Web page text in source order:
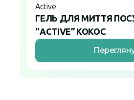
Active
ГЕЛЬ ДЛЯ МИТТЯ
“ACTIVE” КОКОС